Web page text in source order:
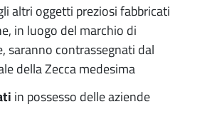
altri oggetti preziosi fabbricati
in luogo del marchio di
saranno contrassegnati dal
della Zecca medesima
in possesso delle aziende